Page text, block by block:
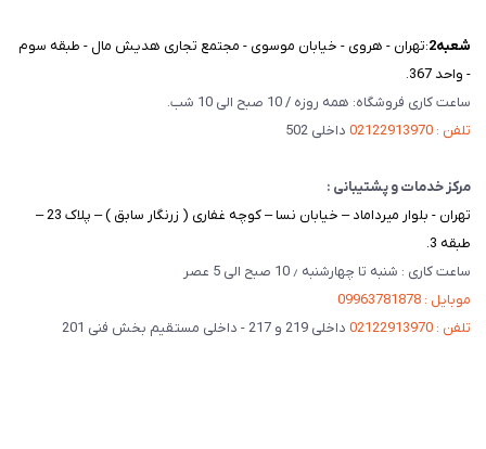
شعبه‌2 :تهران - هروی - خیابان موسوی - مجتمع تجاری هدیش مال - طبقه سوم
- واحد 367.
ساعت کاری فروشگاه: همه روزه / 10 صبح الی 10 شب.
تلفن : 02122913970
داخلی 502
مرکز خدمات و پشتیبانی :
تهران - بلوار میرداماد – خیابان نسا – کوچه غفاری ( زرنگار سابق ) – پلاک 23 –
طبقه 3.
ساعت کاری : شنبه تا چهارشنبه ٫ 10 صبح الی 5 عصر
موبایل : 09963781878
تلفن : 02122913970
داخلی 219 و 217 - داخلی مستقیم بخش فنی 201